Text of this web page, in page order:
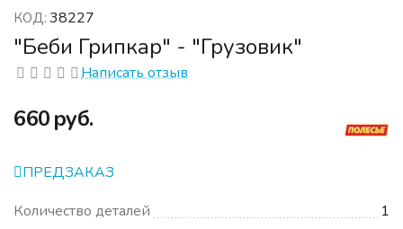
КОД: 38227
"Беби Грипкар" - "Грузовик"
Написать отзыв
‍660‍руб.
ПРЕДЗАКАЗ
Количество деталей
1